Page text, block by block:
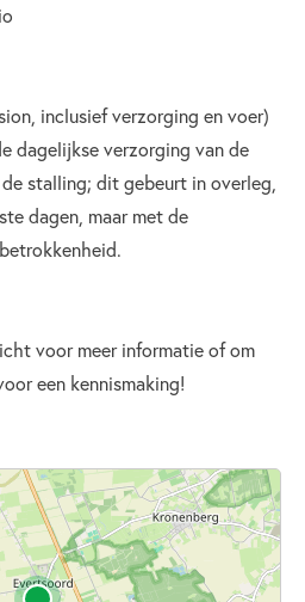
inclusief verzorging en voer)
dagelijkse verzorging van de
stalling; dit gebeurt in overleg,
dagen, maar met de
voor meer informatie of om
een kennismaking!